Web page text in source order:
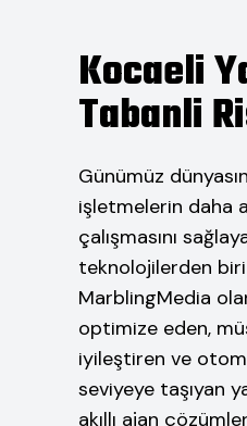
Kocaeli
Tabanli
Günümüz
işletmelerin daha
çalışmasını
teknolojilerden
MarblingMedia
optimize eden,
iyileştiren ve
seviyeye taşıyan
akıllı ajan